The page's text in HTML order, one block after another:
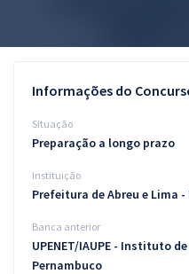
Conteúdo gratuito
Blog
Atendimento
Informações do
Situação
Preparação a longo prazo
Instituição
Prefeitura de Abreu e Lima -
Banca anterior
UPENET/IAUPE - Instituto
Pernambuco